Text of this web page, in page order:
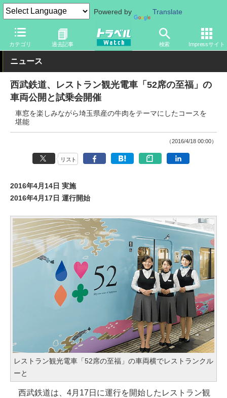
Powered by Translate
カテゴリ 過去記事 検索 Impressサイト
トラベル Watch 旅の方法 鉄旅 鉄道
ニュース
西武鉄道、レストラン観光電車「52席の至福」の
車両公開と試乗会開催
車窓を楽しみながら埼玉県産の牛肉をテーマにしたコースを
堪能
（2016/4/18 00:00）
リスト
2016年4月14日 実施
2016年4月17日 運行開始
レストラン観光電車「52席の至福」の車両横でレストランクル
ーと
西武鉄道は、4月17日に運行を開始したレストラン観